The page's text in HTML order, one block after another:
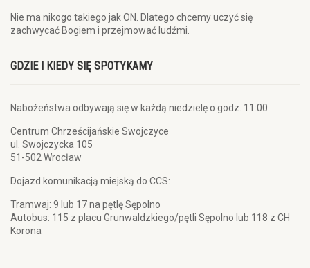
Nie ma nikogo takiego jak ON. Dlatego chcemy uczyć się
zachwycać Bogiem i przejmować ludźmi.
GDZIE I KIEDY SIĘ SPOTYKAMY
Nabożeństwa odbywają się w każdą niedzielę o godz. 11:00
Centrum Chrześcijańskie Swojczyce
ul. Swojczycka 105
51-502 Wrocław
Dojazd komunikacją miejską do CCS:
Tramwaj: 9 lub 17 na pętlę Sępolno
Autobus: 115 z placu Grunwaldzkiego/pętli Sępolno lub 118 z CH
Korona